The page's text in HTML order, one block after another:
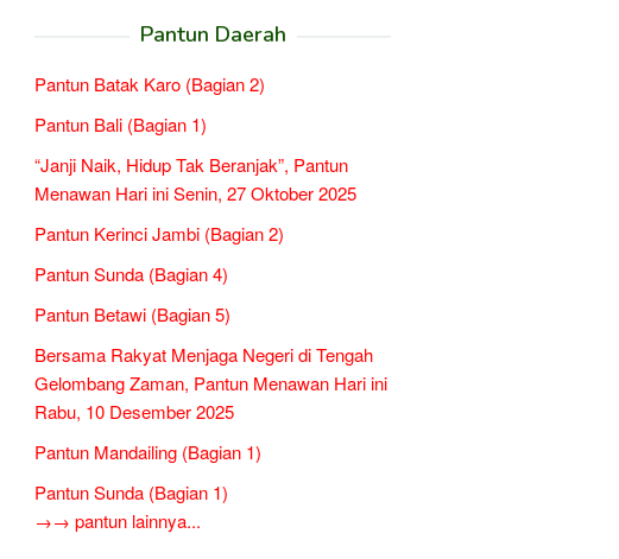
Pantun Daerah
Pantun Batak Karo (Bagian 2)
Pantun Bali (Bagian 1)
“Janji Naik, Hidup Tak Beranjak”, Pantun
Menawan Hari ini Senin, 27 Oktober 2025
Pantun Kerinci Jambi (Bagian 2)
Pantun Sunda (Bagian 4)
Pantun Betawi (Bagian 5)
Bersama Rakyat Menjaga Negeri di Tengah
Gelombang Zaman, Pantun Menawan Hari ini
Rabu, 10 Desember 2025
Pantun Mandailing (Bagian 1)
Pantun Sunda (Bagian 1)
→→ pantun lainnya...